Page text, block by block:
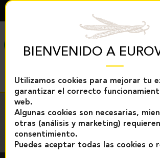
BIENVENIDO A
Utilizamos cookies para mejorar tu
garantizar el correcto
web.
Algunas cookies son necesarias,
otras (análisis y marketing)
consentimiento.
Puedes aceptar todas las cookies o
MENÚ